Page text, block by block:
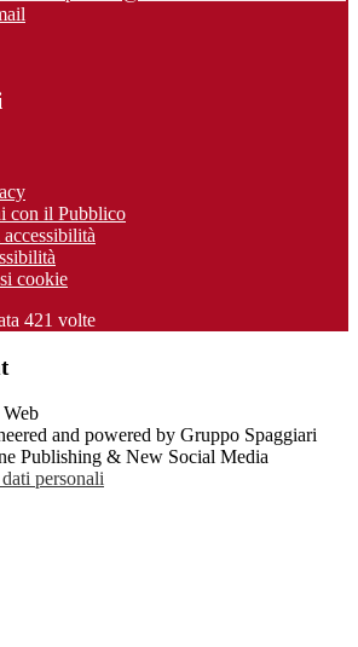
con il Pubblico
cookie
421 volte
and powered by Gruppo Spaggiari
Publishing & New Social Media
personali